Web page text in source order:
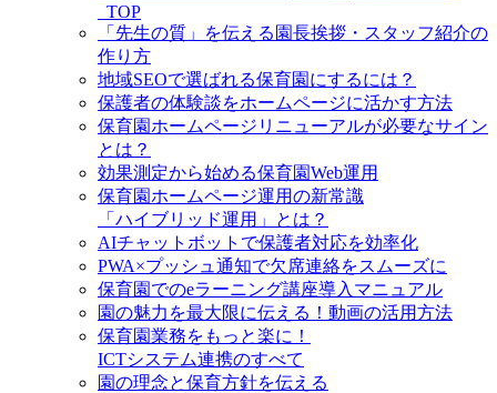
_TOP
「先生の質」を伝える園長挨拶・スタッフ紹介の
作り方
地域SEOで選ばれる保育園にするには？
保護者の体験談をホームページに活かす方法
保育園ホームページリニューアルが必要なサイン
とは？
効果測定から始める保育園Web運用
保育園ホームページ運用の新常識
「ハイブリッド運用」とは？
AIチャットボットで保護者対応を効率化
PWA×プッシュ通知で欠席連絡をスムーズに
保育園でのeラーニング講座導入マニュアル
園の魅力を最大限に伝える！動画の活用方法
保育園業務をもっと楽に！
ICTシステム連携のすべて
園の理念と保育方針を伝える